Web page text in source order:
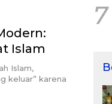
Islam
Islam,
keluar” karena
7